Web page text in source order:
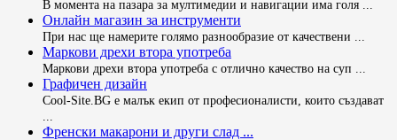
В момента на пазара за мултимедии и навигации има голя ...
Онлайн магазин за инструменти
При нас ще намерите голямо разнообразие от качествени ...
Маркови дрехи втора употреба
Маркови дрехи втора употреба с отлично качество на суп ...
Графичен дизайн
Cool-Site.BG е малък екип от професионалисти, които създават
Френски макарони и други слад ...